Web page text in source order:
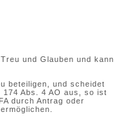
und Glauben und kann
beteiligen, und scheidet
174 Abs. 4 AO aus, so ist
durch Antrag oder